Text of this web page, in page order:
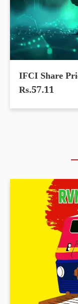
IFCI Share
Rs.57.11